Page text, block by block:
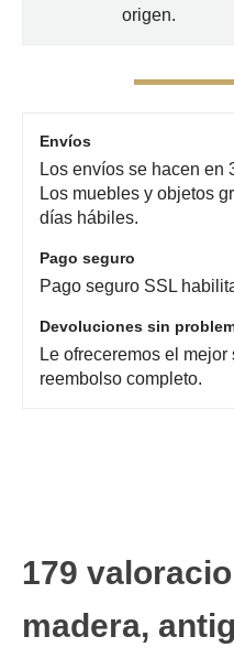
origen.
Envíos
Los envíos se hacen en
Los muebles y objetos
días hábiles.
Pago seguro
Pago seguro SSL
Devoluciones sin
Le ofreceremos el
reembolso completo.
179
madera,